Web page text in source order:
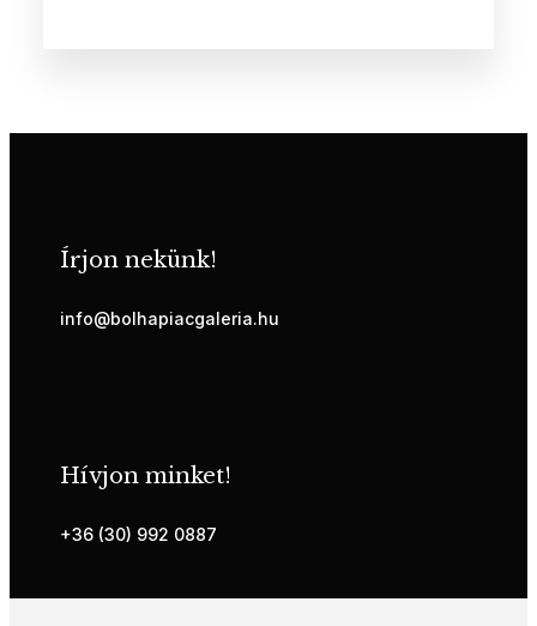
Írjon nekünk!
info@bolhapiacgaleria.hu
Hívjon minket!
+36 (30) 992 0887